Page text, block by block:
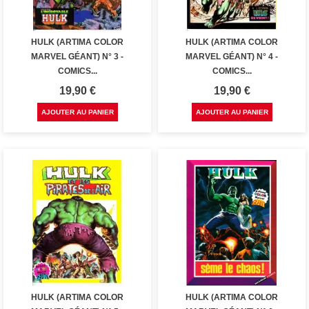
HULK (ARTIMA COLOR
MARVEL GÉANT) N° 3 -
COMICS...
Prix
19,90 €
AJOUTER AU PANIER
HULK (ARTIMA COLOR
MARVEL GÉANT) N° 4 -
COMICS...
Prix
19,90 €
AJOUTER AU PANIER
HULK (ARTIMA COLOR
HULK (ARTIMA COLOR